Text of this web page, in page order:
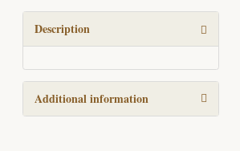
i
flerspråkig
miljö
i
Malmö
quantity
Description
Additional information